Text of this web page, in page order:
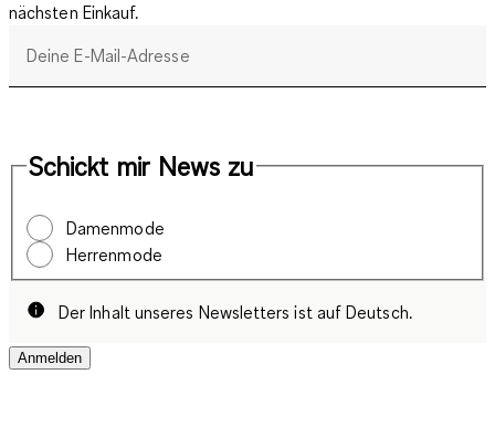
nächsten Einkauf.
Deine E-Mail-Adresse
Schickt mir News zu
Damenmode
Herrenmode
Der Inhalt unseres Newsletters ist auf Deutsch.
Anmelden